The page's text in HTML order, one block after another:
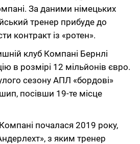
За даними німецьких
тренер прибуде до
контракт із «ротен».
клуб Компані Бернлі
в розмірі 12 мільйонів євро.
сезону АПЛ «бордові»
посівши 19-те місце
почалася 2019 року,
з яким тренер